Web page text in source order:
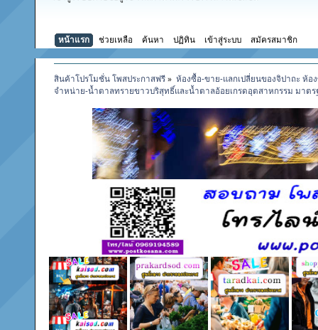
หน้าแรก ช่วยเหลือ ค้นหา ปฏิทิน เข้าสู่ระบบ สมัครสมาชิก
สินค้าโปรโมชั่น โพสประกาสฟรี» ห้องซื้อ-ขาย-แลกเปลี่ยนของจิปาถะ ห้อ
จำหน่าย-น้ำตาลทรายขาวบริสุทธิ์และน้ำตาลอ้อยเกรดอุตสาหกรรม มาตร